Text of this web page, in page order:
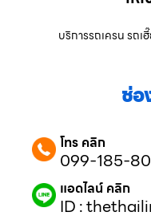
บริการรถเครน รถ
ช่
โทร คลิก
099-185-
แอดไลน์ คลิก
ID :